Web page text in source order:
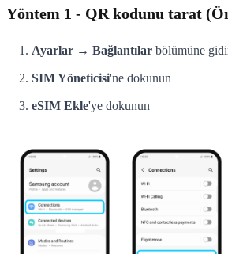
Yöntem 1 - QR kodunu tarat
Ayarlar → Bağlantılar bölümüne
SIM Yöneticisi'ne dokunun
eSIM Ekle'ye dokunun